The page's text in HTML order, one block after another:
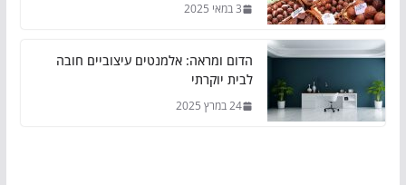
3 במאי 2025
הדום ומראה: אלמנטים עיצוביים חובה
לבית יוקרתי
24 במרץ 2025